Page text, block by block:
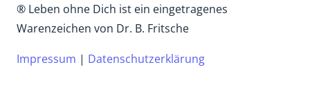
® Leben ohne Dich ist ein eingetragenes
Warenzeichen von Dr. B. Fritsche
Impressum | Datenschutzerklärung